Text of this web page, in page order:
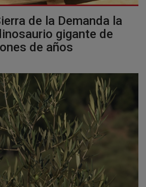
de la Demanda la
gigante de
de años